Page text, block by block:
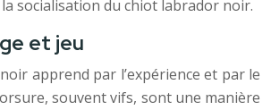
socialisation du chiot labrador noir.
et jeu
apprend par l’expérience et par le
souvent vifs, sont une manière